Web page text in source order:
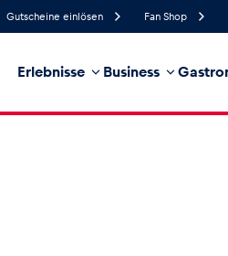
Gutscheine einlösen Fan Shop
Erlebnisse Business